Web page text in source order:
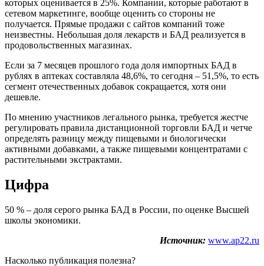
которых оценивается в 25%. Компании, которые работают в
сетевом маркетинге, вообще оценить со стороны не
получается. Прямые продажи с сайтов компаний тоже
неизвестны. Небольшая доля лекарств и БАД реализуется в
продовольственных магазинах.
Если за 7 месяцев прошлого года доля импортных БАД в
рублях в аптеках составляла 48,6%, то сегодня – 51,5%, то есть
сегмент отечественных добавок сокращается, хотя они
дешевле.
По мнению участников легального рынка, требуется жестче
регулировать правила дистанционной торговли БАД и четче
определять разницу между пищевыми и биологически
активными добавками, а также пищевыми концентратами с
растительными экстрактами.
Цифра
50 % – доля серого рынка БАД в России, по оценке Высшей
школы экономики.
Источник: www.ap22.ru
Насколько публикация полезна?